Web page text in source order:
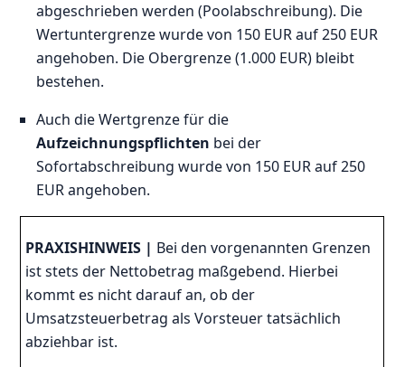
abgeschrieben werden (Poolabschreibung). Die
Wertuntergrenze wurde von 150 EUR auf 250 EUR
angehoben. Die Obergrenze (1.000 EUR) bleibt
bestehen.
Auch die Wertgrenze für die
Aufzeichnungspflichten bei der
Sofortabschreibung wurde von 150 EUR auf 250
EUR angehoben.
PRAXISHINWEIS | Bei den vorgenannten Grenzen
ist stets der Nettobetrag maßgebend. Hierbei
kommt es nicht darauf an, ob der
Umsatzsteuerbetrag als Vorsteuer tatsächlich
abziehbar ist.